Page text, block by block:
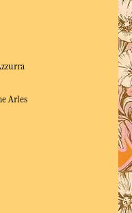
Arles